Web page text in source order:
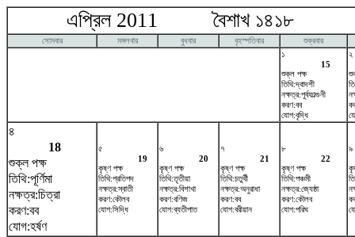
এপ্রিল 2011 বৈশাখ ১৪১৮
সোমবার মঙ্গলবার বুধবার বৃহস্পতিবার
শুক্রবার
১
15
শুক্ল পক্ষ
তিথি:দ্বাদশী
নক্ষত্র:পূর্বফাল্গুনী
করণ:বব
যোগ:বৃদ্ধি
২
৪
18
শুক্ল পক্ষ
তিথি:পূর্ণিমা
নক্ষত্র:চিত্রা
করণ:বব
যোগ:হর্ষণ
৫
19
কৃষ্ণ পক্ষ
তিথি:প্রতিপদ
নক্ষত্র:স্বাতী
করণ:কৌলব
যোগ:সিদ্ধি
৬
20
কৃষ্ণ পক্ষ
তিথি:তৃতীয়া
নক্ষত্র:বিশাখা
করণ:বণিজ
যোগ:ব্যতীপাত
৭
21
কৃষ্ণ পক্ষ
তিথি:চতুর্থী
নক্ষত্র:অনুরাধা
করণ:বব
যোগ:বরীয়ান
৮
22
কৃষ্ণ পক্ষ
তিথি:পঞ্চমী
নক্ষত্র:জ্যেষ্ঠা
করণ:কৌলব
যোগ:পরিঘ
৯